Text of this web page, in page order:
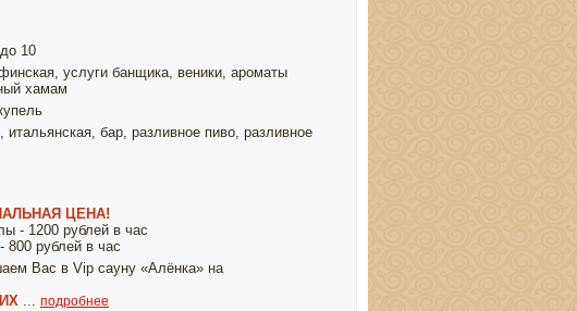
10
услуги банщика, веники, ароматы
хамам
итальянская, бар, разливное пиво, разливное
ЦЕНА!
- 1200 рублей в час
800 рублей в час
Вас в Vip сауну «Алёнка» на
... подробнее